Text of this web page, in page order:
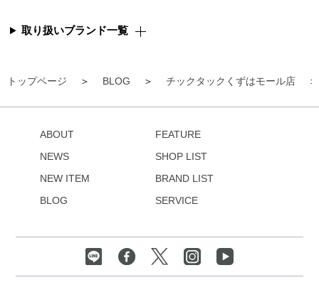
トップページ BLOG チックタックくずはモール店
取り扱いブランド一覧
ABOUT
NEWS
NEW ITEM
BLOG
FEATURE
SHOP LIST
BRAND LIST
SERVICE